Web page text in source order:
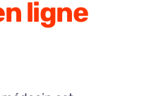
ligne